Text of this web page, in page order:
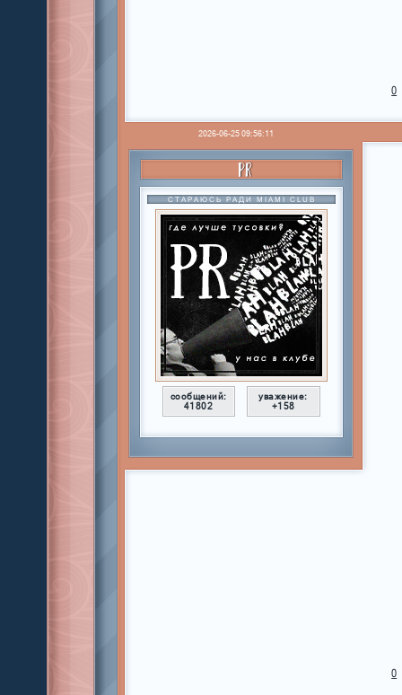
0
2026-06-25 09:56:11
PR
СТАРАЮСЬ РАДИ MIAMI CLUB
сообщений:
41802
уважение:
+158
0